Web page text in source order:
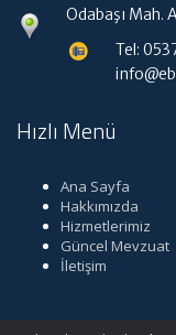
Odabaşı
Tel:
Hızlı Menü
Ana Sayfa
Hakkımızda
Hizmetlerimiz
Güncel Mevzuat
İletişim